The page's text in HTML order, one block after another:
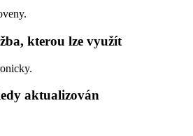
kterou lze využít
aktualizován